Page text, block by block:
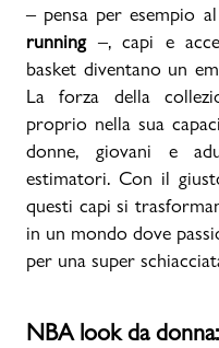
– pensa per esempio
running–, capi e
basket diventano un
La forza della
proprio nella sua
donne, giovani e
estimatori. Con il
questi capi si
in un mondo dove
per una super
NBA look da